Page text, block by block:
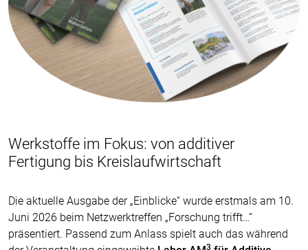
Werkstoffe im Fokus: von additiver
Fertigung bis Kreislaufwirtschaft
Die aktuelle Ausgabe der „Einblicke“ wurde erstmals am 10.
Juni 2026 beim Netzwerktreffen „Forschung trifft…“
präsentiert. Passend zum Anlass spielt auch das während
3